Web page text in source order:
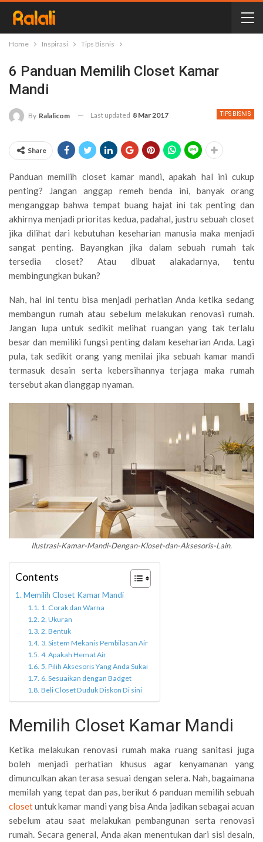
Home Inspirasi Tips Bisnis
6 Panduan Memilih Closet Kamar
Mandi
TIPS BISNIS
By Ralalicom Last updated 8 Mar 2017
Share
Panduan memilih closet kamar mandi, apakah hal ini cukup
penting? Jangan anggap remeh benda ini, banyak orang
menganggap bahwa tempat buang hajat ini tak penting dan
akhirnya menjadi prioritas kedua, padahal, justru sebuah closet
jika dilihat dari kebutuhan keseharian manusia maka menjadi
sangat penting. Bayangkan jika dalam sebuah rumah tak
tersedia closet? Atau dibuat alakadarnya, tentu
membingungkan bukan?
Nah, hal ini tentu bisa menjadi perhatian Anda ketika sedang
membangun rumah atau sebelum melakukan renovasi rumah.
Jangan lupa untuk sedikit melihat ruangan yang tak terlalu
besar dan memiliki fungsi penting dalam keseharian Anda. Lagi
pula, tak sedikit orang yang menilai jika sebuah kamar mandi
termasuk desain serta kebersihannya terjaga maka rumah
tersebut akan dianggap nyaman.
Ilustrasi-Kamar-Mandi-Dengan-Kloset-dan-Aksesoris-Lain.
Contents
Memilih Closet Kamar Mandi
1. Corak dan Warna
2. Ukuran
2. Bentuk
3. Sistem Mekanis Pembilasan Air
4. Apakah Hemat Air
5. Pilih Aksesoris Yang Anda Sukai
6. Sesuaikan dengan Badget
Beli Closet Duduk Diskon Di sini
Memilih Closet Kamar Mandi
Ketika melakukan renovasi rumah maka ruang sanitasi juga
boleh menjadi perhatian khusus agar kenyamanan yang
dimunculkan akan terasa sesuai dengan selera. Nah, bagaimana
memilah yang tepat dan pas, berikut 6 panduan memilih sebuah
closetuntuk kamar mandi yang bisa Anda jadikan sebagai acuan
sebelum atau saat melakukan pembangunan serta renovasi
rumah. Secara general, Anda akan menentukan dari sisi desain,